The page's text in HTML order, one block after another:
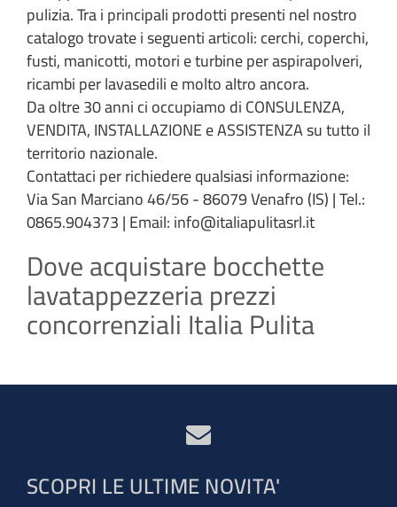
pulizia. Tra i principali prodotti presenti nel nostro
catalogo trovate i seguenti articoli: cerchi, coperchi,
fusti, manicotti, motori e turbine per aspirapolveri,
ricambi per lavasedili e molto altro ancora.
Da oltre 30 anni ci occupiamo di CONSULENZA,
VENDITA, INSTALLAZIONE e ASSISTENZA su tutto il
territorio nazionale.
Contattaci per richiedere qualsiasi informazione:
Via San Marciano 46/56 - 86079 Venafro (IS) | Tel.:
0865.904373 | Email: info@italiapulitasrl.it
Dove acquistare bocchette
lavatappezzeria prezzi
concorrenziali Italia Pulita
SCOPRI LE ULTIME NOVITA'